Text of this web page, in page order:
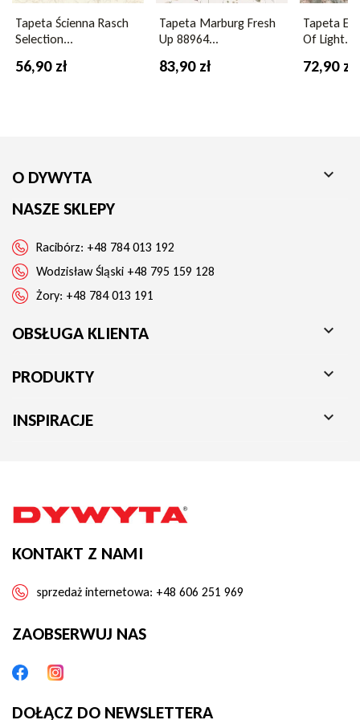
młodzieżowy, korytarz, wnętrza kobiece i wypoczynkowe
Tapeta Rasch 582222 idealnie komponuje się z jasnymi
meblami, naturalnym drewnem, lnianymi zasłonami i
pastelowymi dodatkami. Może służyć jako delikatne tło lub
Tapeta Ścienna Rasch
Selection...
56,90 zł
Tapeta Marburg Fresh
Up 88964...
83,90 zł
Tapeta
Of Light...
72,90 zł
O DYWYTA 
NASZE SKLEPY
Racibórz: +48 784 013 192
Wodzisław Śląski +48 795 159 128
Żory: +48 784 013 191
OBSŁUGA KLIENTA 
PRODUKTY 
INSPIRACJE 
KONTAKT Z NAMI
sprzedaż internetowa: +48 606 251 969
ZAOBSERWUJ NAS
DOŁĄCZ DO NEWSLETTERA